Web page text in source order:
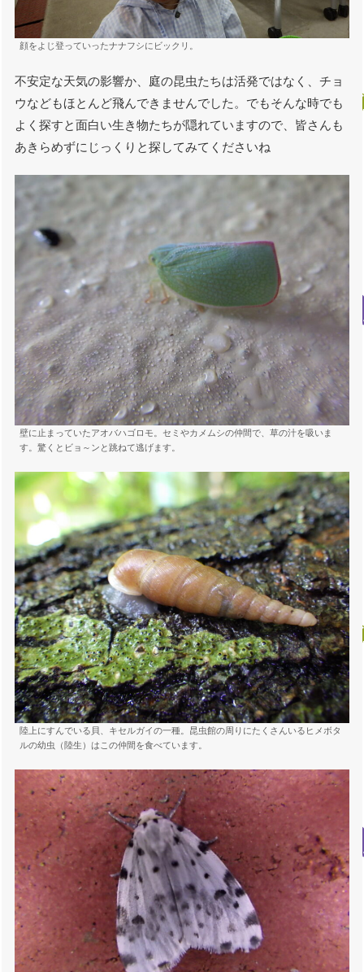
顔をよじ登っていったナナフシにビックリ。
不安定な天気の影響か、庭の昆虫たちは活発ではなく、チョ
ウなどもほとんど飛んできませんでした。でもそんな時でも
よく探すと面白い生き物たちが隠れていますので、皆さんも
あきらめずにじっくりと探してみてくださいね
壁に止まっていたアオバハゴロモ。セミやカメムシの仲間で、草の汁を吸いま
す。驚くとビョ～ンと跳ねて逃げます。
陸上にすんでいる貝、キセルガイの一種。昆虫館の周りにたくさんいるヒメボタ
ルの幼虫（陸生）はこの仲間を食べています。